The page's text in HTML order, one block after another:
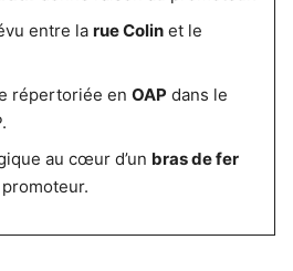
entre la rue Colinet le
répertoriée en OAP dans le
au cœur d’un bras de fer